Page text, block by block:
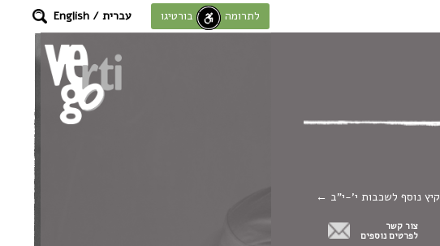
לתרומה לחוסן בורטיגו עברית /
English
נוסף לשכבות י'-י"ב
צור קשר
לפרטים נוספים